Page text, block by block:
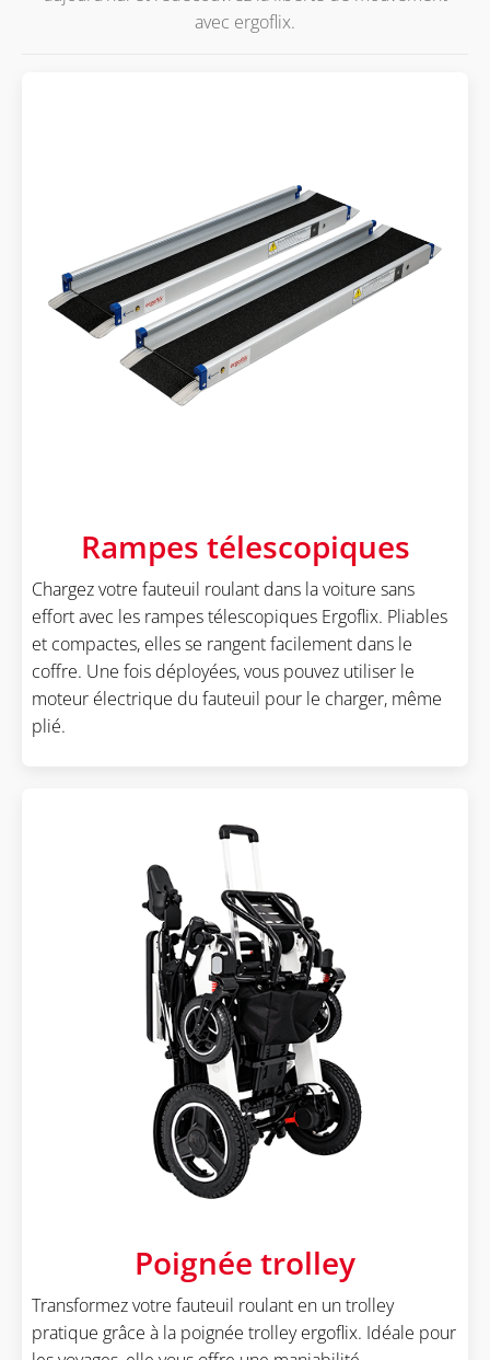
avec ergoflix.
Rampes télescopiques
Chargez votre fauteuil roulant dans la voiture sans
effort avec les rampes télescopiques Ergoflix. Pliables
et compactes, elles se rangent facilement dans le
coffre. Une fois déployées, vous pouvez utiliser le
moteur électrique du fauteuil pour le charger, même
plié.
Poignée trolley
Transformez votre fauteuil roulant en un trolley
pratique grâce à la poignée trolley ergoflix. Idéale pour